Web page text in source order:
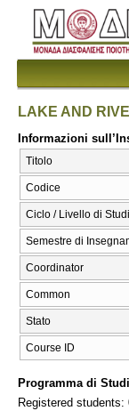
LAKE AND
Informazioni
Titolo
Codice
Ciclo / Livello di Studi
Semestre di
Coordinator
Common
Stato
Course ID
Programma di
Registered students: